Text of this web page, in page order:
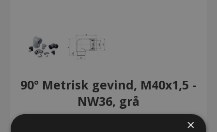
90° Metrisk gevind, M40x1,5 -
NW36, grå
×